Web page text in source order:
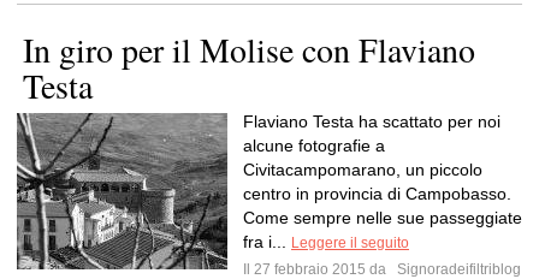
In giro per il Molise con Flaviano
Testa
Flaviano Testa ha scattato per noi
alcune fotografie a
Civitacampomarano, un piccolo
centro in provincia di Campobasso.
Come sempre nelle sue passeggiate
fra i...
Leggere il seguito
Il 27 febbraio 2015 da
Signoradeifiltriblog